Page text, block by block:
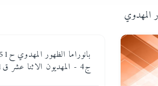
المهدوي
ج4 - المهديون الاثنا عشر ق1